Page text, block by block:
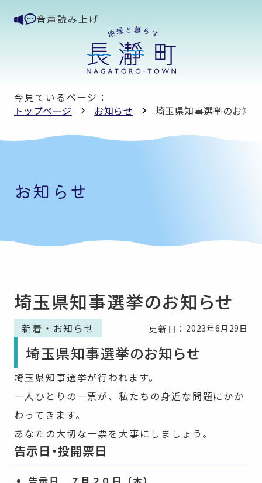
音声読み上げ
今見ているページ：
トップページ
お知らせ 埼玉県知事選挙のお知
お知らせ
埼玉県知事選挙のお知らせ
新着・お知らせ 更新日： 2023年6月29日
埼玉県知事選挙のお知らせ
埼玉県知事選挙が行われます。
一人ひとりの一票が、私たちの身近な問題にかか
わってきます。
あなたの大切な一票を大事にしましょう。
告示日・投開票日